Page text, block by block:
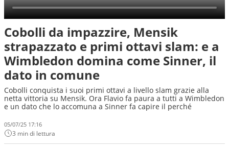
Cobolli da impazzire, Mensik
strapazzato e primi ottavi slam: e a
Wimbledon domina come Sinner, il
dato in comune
Cobolli conquista i suoi primi ottavi a livello slam grazie alla
netta vittoria su Mensik. Ora Flavio fa paura a tutti a Wimbledon
e un dato che lo accomuna a Sinner fa capire il perché
05/07/25 17:16
3 min di lettura